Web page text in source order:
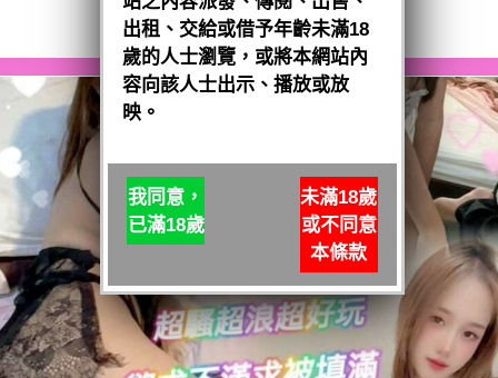
閱讀全文
出租、交給或借予年齡未滿18
歲的人士瀏覽，或將本網站內
容向該人士出示、播放或放
映。
我同意，
已滿18歲
未滿18歲
或不同意
本條款